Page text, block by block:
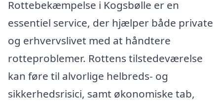
Rottebekæmpelse i Kogsbølle er en
essentiel service, der hjælper både private
og erhvervslivet med at håndtere
rotteproblemer. Rottens tilstedeværelse
kan føre til alvorlige helbreds- og
sikkerhedsrisici, samt økonomiske tab,